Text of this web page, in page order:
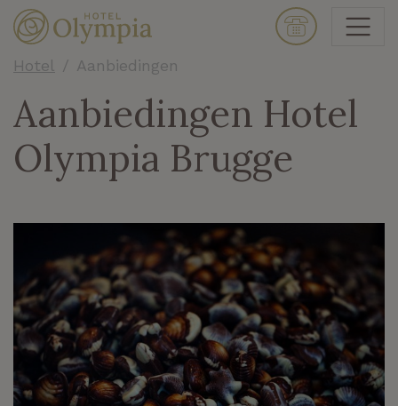
Hotel Aanbiedingen
Aanbiedingen Hotel
Olympia Brugge